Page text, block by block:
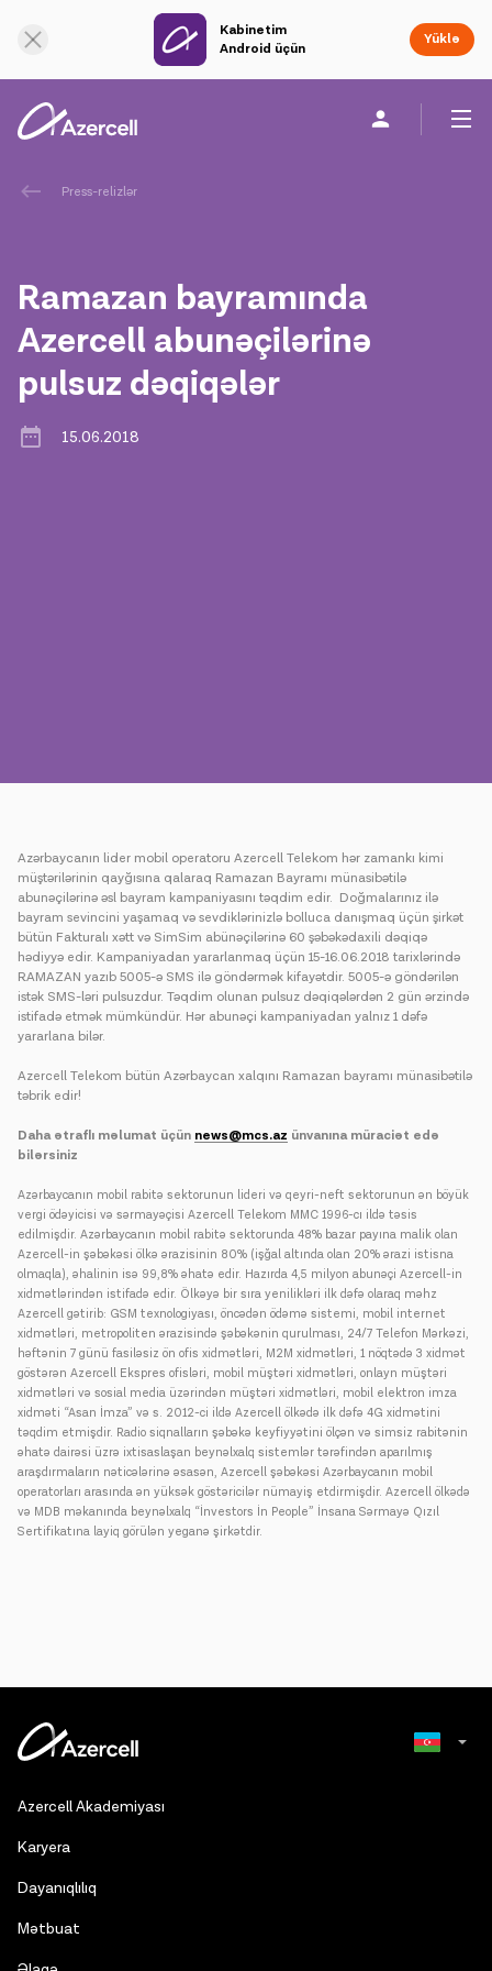
Kabinetim
Android üçün
Yüklə
Fərdi
Korporativ Sosial Məsuliyyət
Dayanıqlılıq
Karyera
Press-relizlər
Ramazan bayramında
Azercell abunəçilərinə
pulsuz dəqiqələr
15.06.2018
Azərbaycanın lider mobil operatoru Azercell Telekom hər zamankı kimi
müştərilərinin qayğısına qalaraq Ramazan Bayramı münasibətilə
abunəçilərinə əsl bayram kampaniyasını təqdim edir. Doğmalarınız ilə
bayram sevincini yaşamaq və sevdiklərinizlə bolluca danışmaq üçün şirkət
bütün Fakturalı xətt və SimSim abünəçilərinə 60 şəbəkədaxili dəqiqə
hədiyyə edir. Kampaniyadan yararlanmaq üçün 15-16.06.2018 tarixlərində
RAMAZAN yazıb 5005-ə SMS ilə göndərmək kifayətdir. 5005-ə göndərilən
istək SMS-ləri pulsuzdur. Təqdim olunan pulsuz dəqiqələrdən 2 gün ərzində
istifadə etmək mümkündür. Hər abunəçi kampaniyadan yalnız 1 dəfə
yararlana bilər.
Azercell Telekom bütün Azərbaycan xalqını Ramazan bayramı münasibətilə
təbrik edir!
Daha ətraflı məlumat üçün news@mcs.az ünvanına müraciət edə
bilərsiniz
Azərbaycanın mobil rabitə sektorunun lideri və qeyri-neft sektorunun ən böyük
vergi ödəyicisi və sərmayəçisi Azercell Telekom MMC 1996-cı ildə təsis
edilmişdir. Azərbaycanın mobil rabitə sektorunda 48% bazar payına malik olan
Azercell-in şəbəkəsi ölkə ərazisinin 80% (işğal altında olan 20% ərazi istisna
olmaqla), əhalinin isə 99,8% əhatə edir. Hazırda 4,5 milyon abunəçi Azercell-in
xidmətlərindən istifadə edir. Ölkəyə bir sıra yenilikləri ilk dəfə olaraq məhz
Azercell gətirib: GSM texnologiyası, öncədən ödəmə sistemi, mobil internet
xidmətləri, metropoliten ərazisində şəbəkənin qurulması, 24/7 Telefon Mərkəzi,
həftənin 7 günü fasiləsiz ön ofis xidmətləri, M2M xidmətləri, 1 nöqtədə 3 xidmət
göstərən Azercell Ekspres ofisləri, mobil müştəri xidmətləri, onlayn müştəri
xidmətləri və sosial media üzərindən müştəri xidmətləri, mobil elektron imza
xidməti “Asan İmza” və s. 2012-ci ildə Azercell ölkədə ilk dəfə 4G xidmətini
təqdim etmişdir. Radio siqnalların şəbəkə keyfiyyətini ölçən və simsiz rabitənin
əhatə dairəsi üzrə ixtisaslaşan beynəlxalq sistemlər tərəfindən aparılmış
araşdırmaların nəticələrinə əsasən, Azercell şəbəkəsi Azərbaycanın mobil
operatorları arasında ən yüksək göstəricilər nümayiş etdirmişdir. Azercell ölkədə
və MDB məkanında beynəlxalq “İnvestors İn People” İnsana Sərmayə Qızıl
Sertifikatına layiq görülən yeganə şirkətdir.
Azercell Akademiyası
Karyera
Dayanıqlılıq
Mətbuat
Onlayn dəstək